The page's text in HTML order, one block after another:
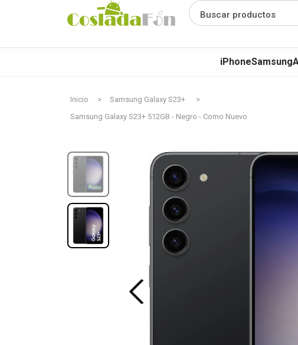
Buscar productos
iPhoneSamsung
Inicio
Samsung Galaxy S23+
Samsung Galaxy S23+ 512GB - Negro - Como Nuevo
Previous